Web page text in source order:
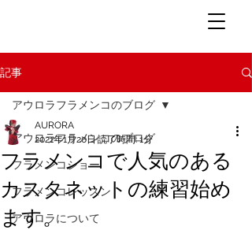
記事
アウロラフラメンコのブログ
フラメンコショー
フラメンコレッスン
アウロラについて
アウロラフラメンコのブログ
フラメンコで人気のある
カスタネットの練習始め
ます。
AURORA
2021年1月20日読了時間: 1分